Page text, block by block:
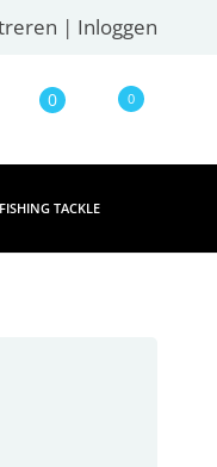
| Inloggen
0 0
FISHING TACKLE